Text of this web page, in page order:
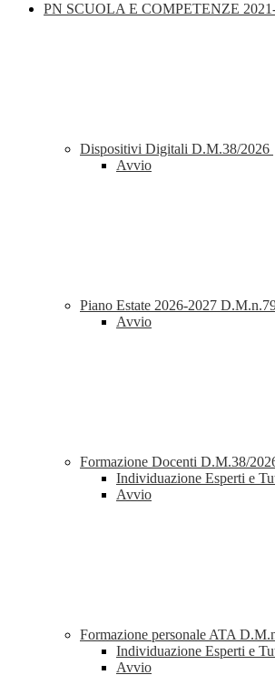
PN SCUOLA E COMPETENZE
Dispositivi Digitali D.M.38/2026
Avvio
Piano Estate 2026-2027
Avvio
Formazione Docenti D.M.38/
Individuazione Esperti e
Avvio
Formazione personale ATA
Individuazione Esperti e
Avvio